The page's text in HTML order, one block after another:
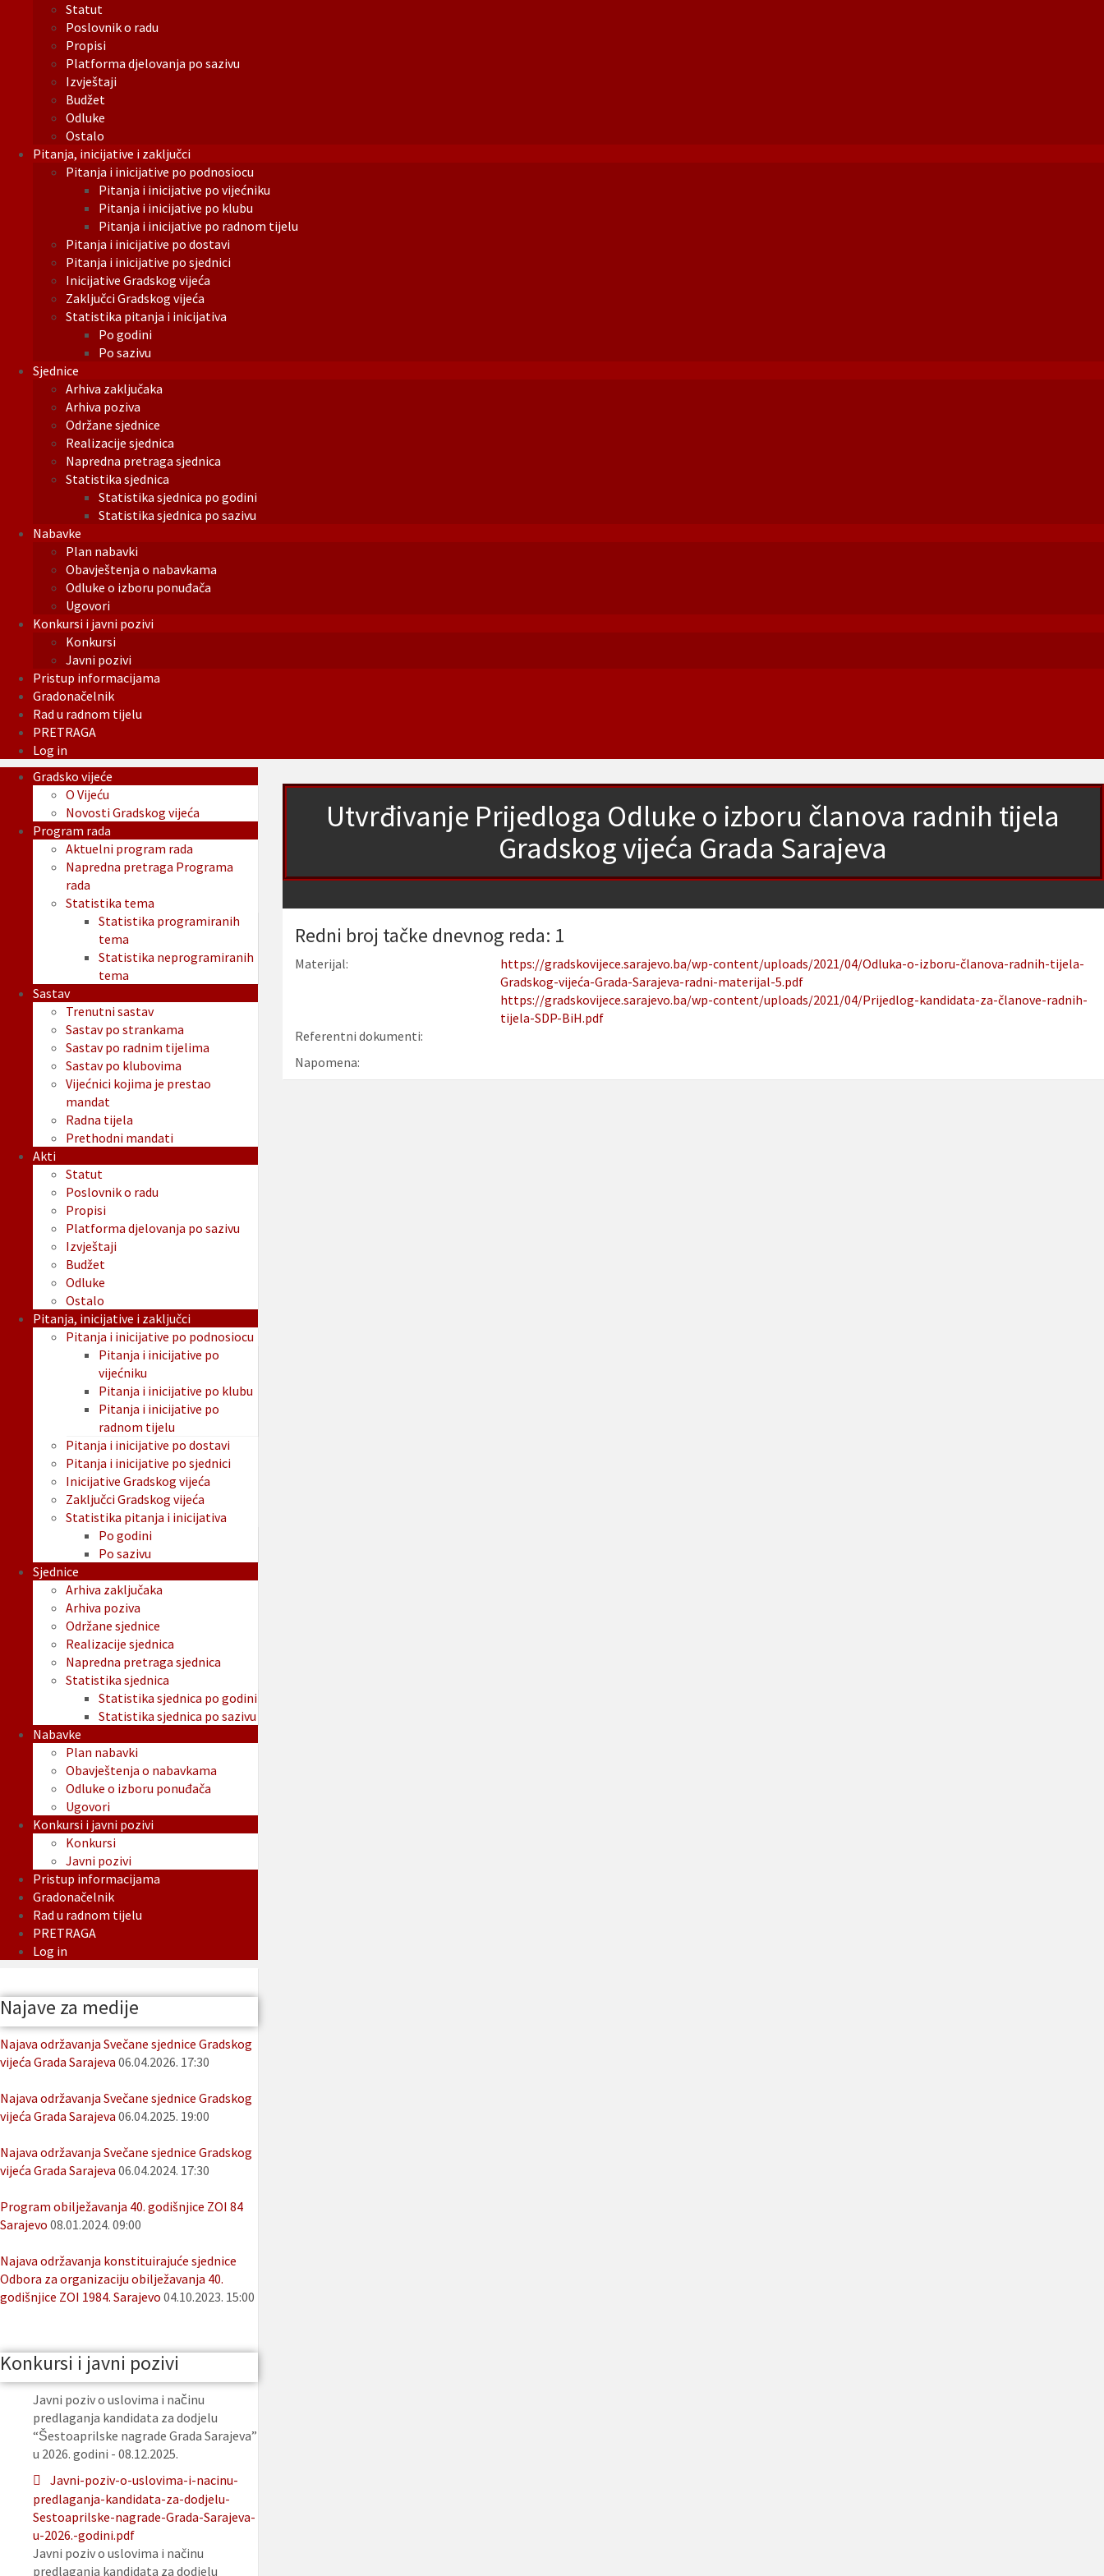
Statut
Poslovnik o radu
Propisi
Platforma djelovanja po sazivu
Izvještaji
Budžet
Odluke
Ostalo
Pitanja, inicijative i zaključci
Pitanja i inicijative po podnosiocu
Pitanja i inicijative po vijećniku
Pitanja i inicijative po klubu
Pitanja i inicijative po radnom tijelu
Pitanja i inicijative po dostavi
Pitanja i inicijative po sjednici
Inicijative Gradskog vijeća
Zaključci Gradskog vijeća
Statistika pitanja i inicijativa
Po godini
Po sazivu
Sjednice
Arhiva zaključaka
Arhiva poziva
Održane sjednice
Realizacije sjednica
Napredna pretraga sjednica
Statistika sjednica
Statistika sjednica po godini
Statistika sjednica po sazivu
Nabavke
Plan nabavki
Obavještenja o nabavkama
Odluke o izboru ponuđača
Ugovori
Konkursi i javni pozivi
Konkursi
Javni pozivi
Pristup informacijama
Gradonačelnik
Rad u radnom tijelu
PRETRAGA
Log in
Utvrđivanje Prijedloga Odluke o izboru članova radnih tijela
Gradskog vijeća Grada Sarajeva
Redni broj tačke dnevnog reda: 1
Materijal:
https://gradskovijece.sarajevo.ba/wp-content/uploads/2021/04/Odluka-o-izboru-članova-radnih-tijela-
Gradskog-vijeća-Grada-Sarajeva-radni-materijal-5.pdf
https://gradskovijece.sarajevo.ba/wp-content/uploads/2021/04/Prijedlog-kandidata-za-članove-radnih-
tijela-SDP-BiH.pdf
Referentni dokumenti:
Napomena:
Gradsko vijeće
O Vijeću
Novosti Gradskog vijeća
Program rada
Aktuelni program rada
Napredna pretraga Programa
rada
Statistika tema
Statistika programiranih
tema
Statistika neprogramiranih
tema
Sastav
Trenutni sastav
Sastav po strankama
Sastav po radnim tijelima
Sastav po klubovima
Vijećnici kojima je prestao
mandat
Radna tijela
Prethodni mandati
Akti
Statut
Poslovnik o radu
Propisi
Platforma djelovanja po sazivu
Izvještaji
Budžet
Odluke
Ostalo
Pitanja, inicijative i zaključci
Pitanja i inicijative po podnosiocu
Pitanja i inicijative po
vijećniku
Pitanja i inicijative po klubu
Pitanja i inicijative po
radnom tijelu
Pitanja i inicijative po dostavi
Pitanja i inicijative po sjednici
Inicijative Gradskog vijeća
Zaključci Gradskog vijeća
Statistika pitanja i inicijativa
Po godini
Po sazivu
Sjednice
Arhiva zaključaka
Arhiva poziva
Održane sjednice
Realizacije sjednica
Napredna pretraga sjednica
Statistika sjednica
Statistika sjednica po godini
Statistika sjednica po sazivu
Nabavke
Plan nabavki
Obavještenja o nabavkama
Odluke o izboru ponuđača
Ugovori
Konkursi i javni pozivi
Konkursi
Javni pozivi
Pristup informacijama
Gradonačelnik
Rad u radnom tijelu
PRETRAGA
Log in
Najave za medije
Najava održavanja Svečane sjednice Gradskog
vijeća Grada Sarajeva 06.04.2026. 17:30
Najava održavanja Svečane sjednice Gradskog
vijeća Grada Sarajeva 06.04.2025. 19:00
Najava održavanja Svečane sjednice Gradskog
vijeća Grada Sarajeva 06.04.2024. 17:30
Program obilježavanja 40. godišnjice ZOI 84
Sarajevo 08.01.2024. 09:00
Najava održavanja konstituirajuće sjednice
Odbora za organizaciju obilježavanja 40.
godišnjice ZOI 1984. Sarajevo 04.10.2023. 15:00
Konkursi i javni pozivi
Javni poziv o uslovima i načinu
predlaganja kandidata za dodjelu
“Šestoaprilske nagrade Grada Sarajeva”
u 2026. godini - 08.12.2025.
Javni-poziv-o-uslovima-i-nacinu-
predlaganja-kandidata-za-dodjelu-
Sestoaprilske-nagrade-Grada-Sarajeva-
u-2026.-godini.pdf
Javni poziv o uslovima i načinu
predlaganja kandidata za dodjelu